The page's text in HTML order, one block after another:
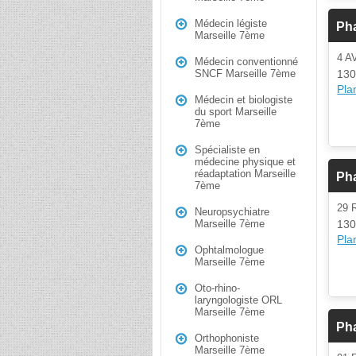
Médecin légiste
Marseille 7ème
Médecin conventionné
SNCF Marseille 7ème
Médecin et biologiste
du sport Marseille
7ème
Spécialiste en
médecine physique et
réadaptation Marseille
7ème
Neuropsychiatre
Marseille 7ème
Ophtalmologue
Marseille 7ème
Oto-rhino-
laryngologiste ORL
Marseille 7ème
Orthophoniste
Marseille 7ème
4
29